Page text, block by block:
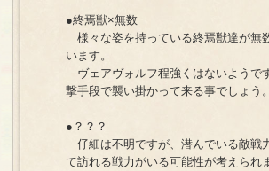
●終焉獣×無数
様々な姿を持っている終焉獣達が無
います。
ヴェアヴォルフ程強くはないようで
撃手段で襲い掛かって来る事でしょう。
●？？？
仔細は不明ですが、潜んでいる敵戦
て訪れる戦力がいる可能性が考えられ